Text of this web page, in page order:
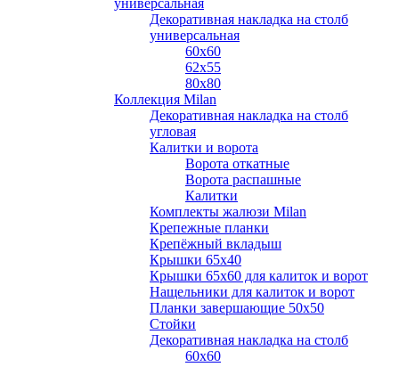
универсальная
Декоративная накладка на столб
универсальная
60х60
62х55
80х80
Коллекция Milan
Декоративная накладка на столб
угловая
Калитки и ворота
Ворота откатные
Ворота распашные
Калитки
Комплекты жалюзи Milan
Крепежные планки
Крепёжный вкладыш
Крышки 65х40
Крышки 65х60 для калиток и ворот
Нащельники для калиток и ворот
Планки завершающие 50х50
Стойки
Декоративная накладка на столб
60х60